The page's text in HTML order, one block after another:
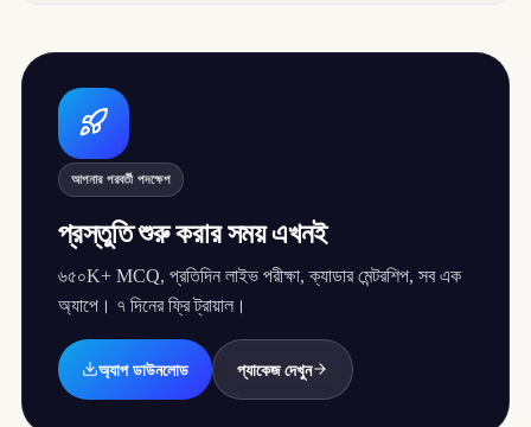
আপনার পরবর্তী পদক্ষেপ
প্রস্তুতি শুরু করার সময় এখনই
৬৫০K+ MCQ, প্রতিদিন লাইভ পরীক্ষা, ক্যাডার মেন্টরশিপ, সব এক
অ্যাপে। ৭ দিনের ফ্রি ট্রায়াল।
অ্যাপ ডাউনলোড প্যাকেজ দেখুন